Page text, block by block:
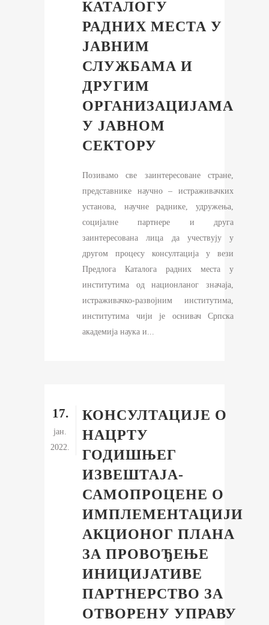
КАТАЛОГУ
РАДНИХ МЕСТА У
ЈАВНИМ
СЛУЖБАМА И
ДРУГИМ
ОРГАНИЗАЦИЈАМА
У ЈАВНОМ
СЕКТОРУ
Позивамо све заинтересоване стране,
представнике научно – истраживачких
установа, научне раднике, удружења,
социјалне партнере и друга
заинтересована лица да учествују у
другом процесу консултација у вези
Предлога Каталога радних места у
институтима од национланог значаја,
истраживачко-развојним институтима,
институтима чији је оснивач Српска
академија наука и...
17.
јан.
2022.
КОНСУЛТАЦИЈЕ О
НАЦРТУ
ГОДИШЊЕГ
ИЗВЕШТАЈА-
САМОПРОЦЕНЕ О
ИМПЛЕМЕНТАЦИЈИ
АКЦИОНОГ ПЛАНА
ЗА ПРОВОЂЕЊЕ
ИНИЦИЈАТИВЕ
ПАРТНЕРСТВО ЗА
ОТВОРЕНУ УПРАВУ